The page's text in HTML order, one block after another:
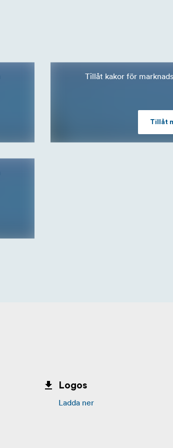
Tillåt kakor för
Tillåt
Logos
Ladda ner